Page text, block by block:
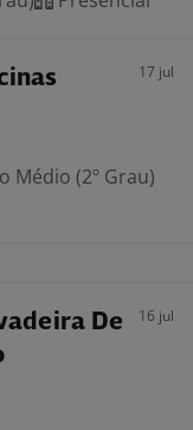
17 jul
Médio (2º Grau)
De
16 jul